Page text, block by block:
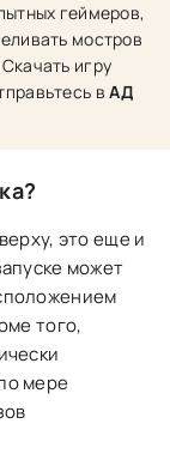
геймеров,
мостров
игру
вАД
это еще и
может
того,
мере